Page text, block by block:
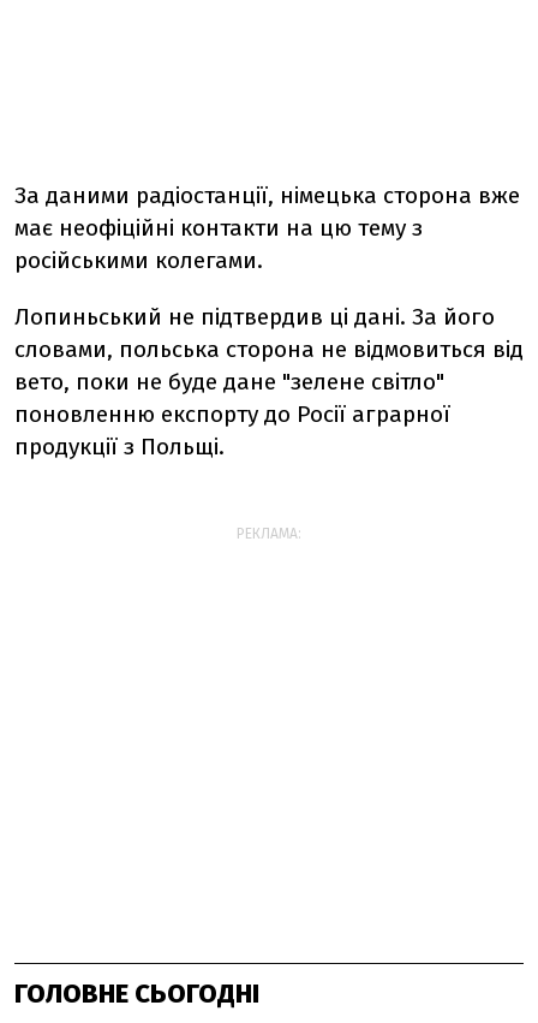
За даними радіостанції, німецька сторона вже
має неофіційні контакти на цю тему з
російськими колегами.
Лопиньський не підтвердив ці дані. За його
словами, польська сторона не відмовиться від
вето, поки не буде дане "зелене світло"
поновленню експорту до Росії аграрної
продукції з Польщі.
РЕКЛАМА:
ГОЛОВНЕ СЬОГОДНІ